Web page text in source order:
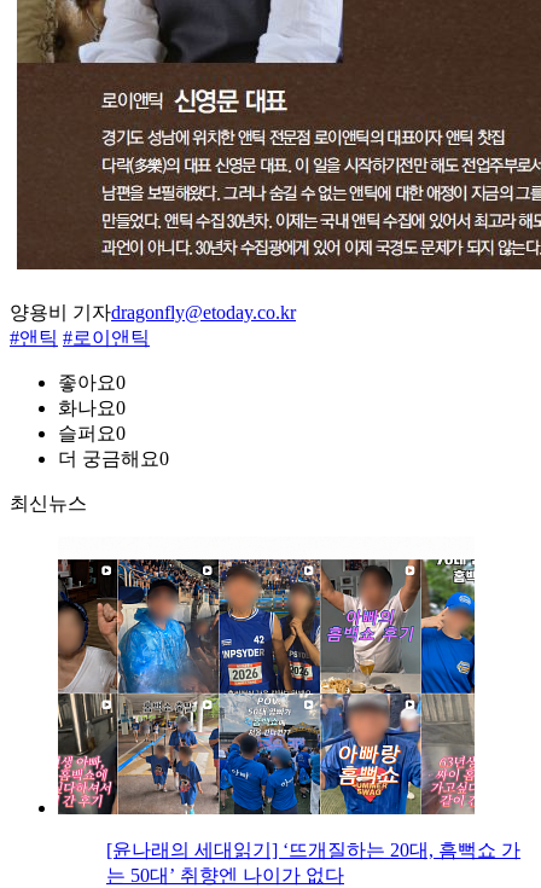
양용비 기자dragonfly@etoday.co.kr
#앤틱 #로이앤틱
좋아요0
화나요0
슬퍼요0
더 궁금해요0
최신뉴스
[윤나래의 세대읽기] ‘뜨개질하는 20대, 흠뻑쇼 가
는 50대’ 취향엔 나이가 없다